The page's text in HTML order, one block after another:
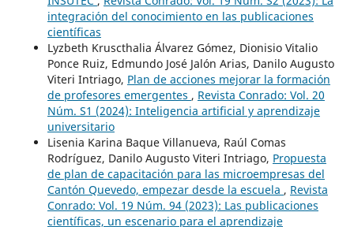
integración del conocimiento en las publicaciones
científicas
Lyzbeth Kruscthalia Álvarez Gómez, Dionisio Vitalio
Ponce Ruiz, Edmundo José Jalón Arias, Danilo Augusto
Viteri Intriago, Plan de acciones mejorar la formación
de profesores emergentes , Revista Conrado: Vol. 20
Núm. S1 (2024): Inteligencia artificial y aprendizaje
universitario
Lisenia Karina Baque Villanueva, Raúl Comas
Rodríguez, Danilo Augusto Viteri Intriago, Propuesta
de plan de capacitación para las microempresas del
Cantón Quevedo, empezar desde la escuela , Revista
Conrado: Vol. 19 Núm. 94 (2023): Las publicaciones
científicas, un escenario para el aprendizaje